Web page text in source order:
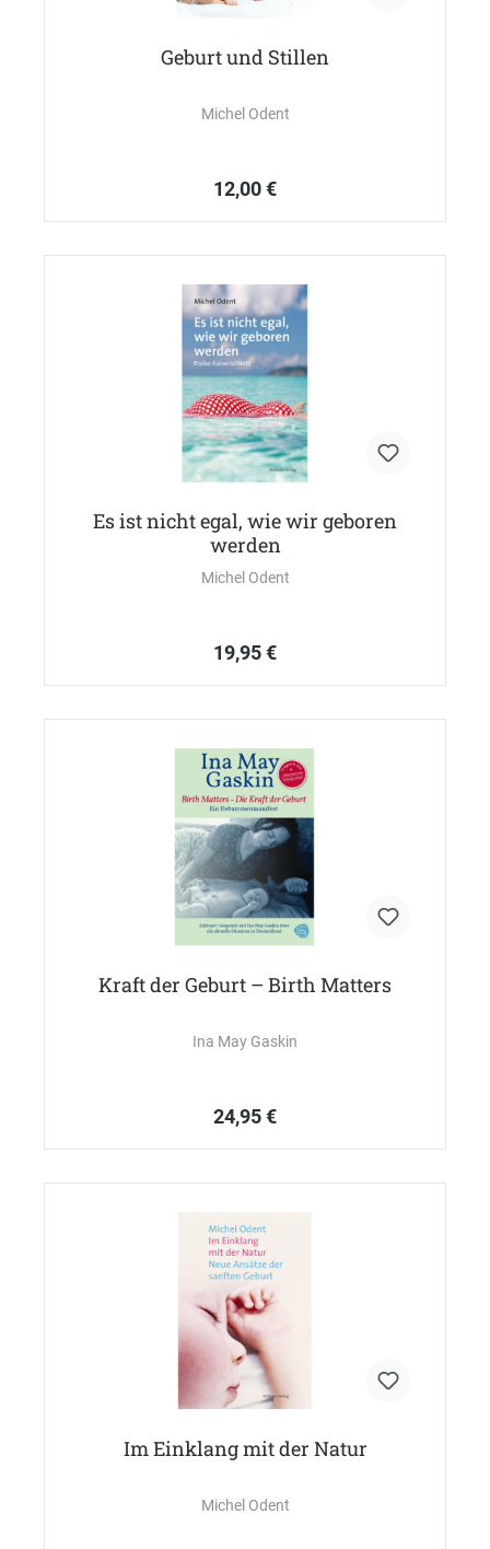
Geburt und Stillen
Michel Odent
12,00 €
Es ist nicht egal, wie wir geboren
werden
Michel Odent
19,95 €
Kraft der Geburt – Birth Matters
Ina May Gaskin
24,95 €
Im Einklang mit der Natur
Michel Odent